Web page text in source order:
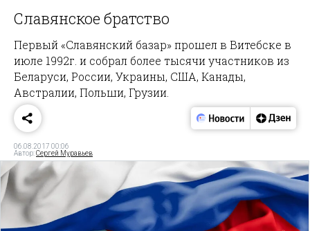
Славянское братство
Первый «Славянский базар» прошел в Витебске в
июле 1992г. и собрал более тысячи участников из
Беларуси, России, Украины, США, Канады,
Австралии, Польши, Грузии.
06.08.2017 00:06
Автор:Сергей Муравьев